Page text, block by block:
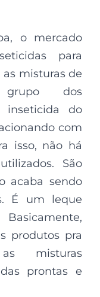
o mercado
para
as misturas de
dos
inseticida do
com
isso, não há
São
acaba sendo
É um leque
produtos pra
misturas
prontas e